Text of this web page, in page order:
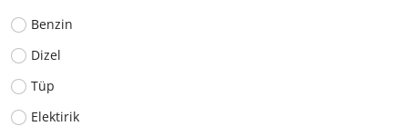
Benzin
Dizel
Tüp
Elektirik